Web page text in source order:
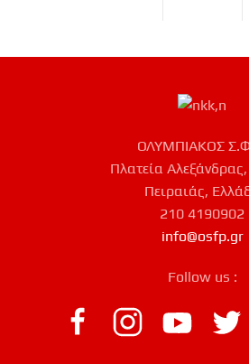
ΟΛΥΜΠΙΑΚΟΣ
Πλατεία
Πειραιάς,
210 4190902
info@osfp.gr
Follow us :